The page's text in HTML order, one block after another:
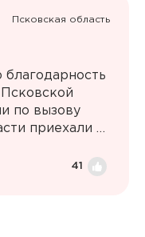
Псковская область
по вызову
приехали к
пожар
Спасибо
41